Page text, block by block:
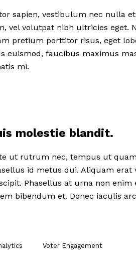
sapien, vestibulum nec nulla
vel volutpat nibh ultricies eget.
pretium porttitor risus, eget
faucibus maximus
mi.
molestie blandit.
ut rutrum nec, tempus ut
id metus dui. Aliquam
Phasellus at urna non enim
bibendum et. Donec iaculis
Voter Engagement